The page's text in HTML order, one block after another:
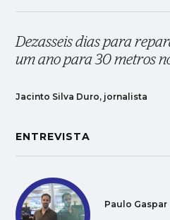
Dezasseis dias para
um ano para 30 metros
Jacinto Silva Duro, jornalista
ENTREVISTA
Paulo Gaspar